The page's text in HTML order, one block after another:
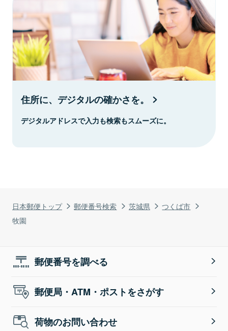
日本郵便トップ 郵便番号検索 茨城県
つくば市
牧園
住所に、デジタルの確かさを。
デジタルアドレスで入力も検索もスムーズに。
郵便番号を調べる
郵便局・ATM・ポストをさがす
荷物のお問い合わせ